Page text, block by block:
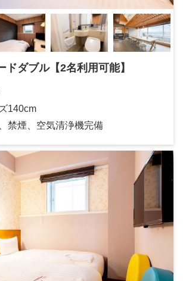
ドダブル【2名利用可能】
140cm
禁煙、空気清浄機完備